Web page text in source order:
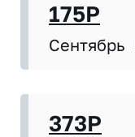
175P
Сентябрь
373P